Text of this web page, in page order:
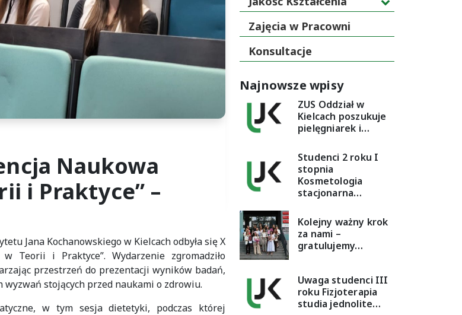
Naukowa
i Praktyce” –
Jana Kochanowskiego w Kielcach odbyła się X
Teorii i Praktyce”. Wydarzenie zgromadziło
przestrzeń do prezentacji wyników badań,
wyzwań stojących przed naukami o zdrowiu.
w tym sesja dietetyki, podczas której
Zajęcia w Pracowni
Konsultacje
Najnowsze wpisy
ZUS Oddział w
Kielcach poszukuje
pielęgniarek i…
Studenci 2 roku I
stopnia
Kosmetologia
stacjonarna…
Kolejny ważny krok
za nami –
gratulujemy…
Uwaga studenci III
roku Fizjoterapia
studia jednolite…